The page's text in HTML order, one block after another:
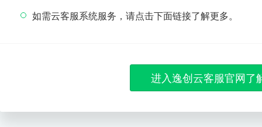
如需云客服系统服务，请点击下面链接了解更多。
进入逸创云客服官网了